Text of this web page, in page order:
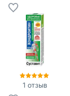
1 отзыв